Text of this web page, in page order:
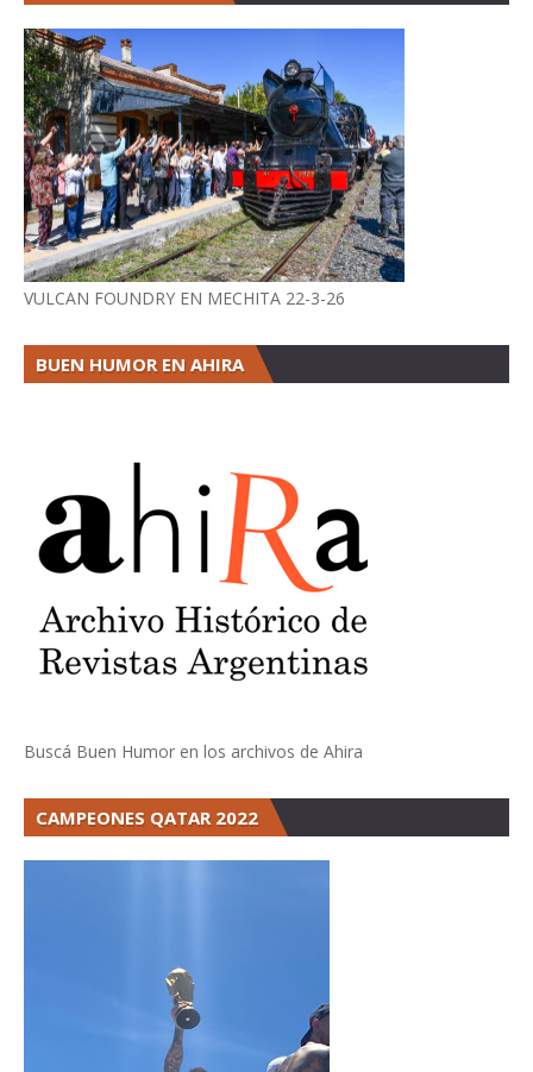
VULCAN FOUNDRY EN MECHITA 22-3-26
BUEN HUMOR EN AHIRA
Buscá Buen Humor en los archivos de Ahira
CAMPEONES QATAR 2022